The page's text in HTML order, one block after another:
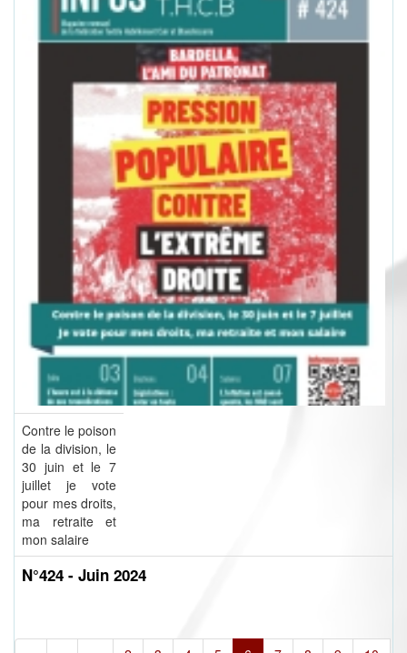
Contre le poison
de la division, le
30 juin et le 7
juillet je vote
pour mes droits,
ma retraite et
mon salaire
N°424 - Juin 2024